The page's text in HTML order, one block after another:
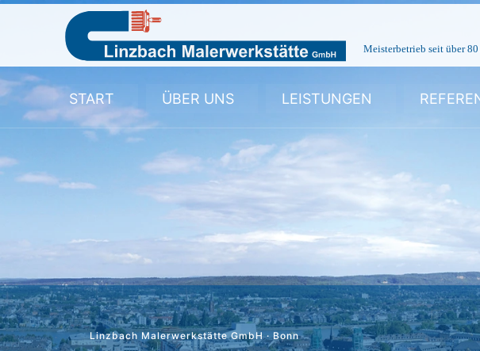
Meisterbetrieb seit über
START ÜBER UNS LEISTUNGEN
Linzbach Malerwerkstätte GmbH · Bonn